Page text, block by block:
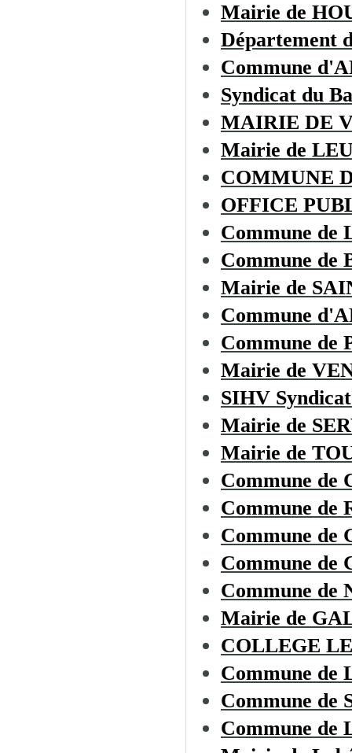
Mairie de
Département
Commune
Syndicat du
MAIRIE DE
Mairie de
COMMUNE
OFFICE
Commune de
Commune de
Mairie de
Commune
Commune de
Mairie de
SIHV
Mairie de
Mairie de
Commune de
Commune
Commune de
Commune de
Commune de
Mairie de
COLLEGE
Commune de
Commune de
Commune de